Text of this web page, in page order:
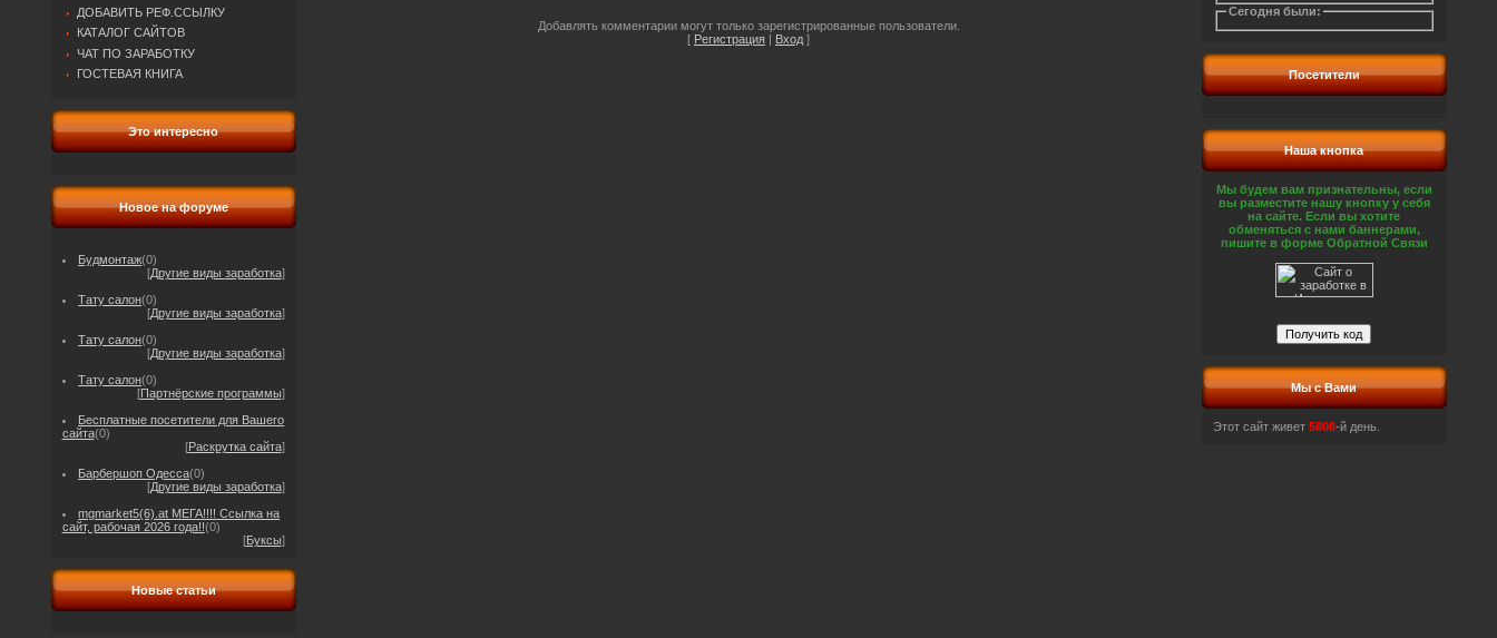
ДОБАВИТЬ РЕФ.ССЫЛКУ
КАТАЛОГ САЙТОВ
ЧАТ ПО ЗАРАБОТКУ
ГОСТЕВАЯ КНИГА
Это интересно
Новое на форуме
Будмонтаж(0)
[Другие виды заработка]
Тату салон(0)
[Другие виды заработка]
Тату салон(0)
[Другие виды заработка]
Тату салон(0)
[Партнёрские программы]
Бесплатные посетители для Вашего
сайта(0)
[Раскрутка сайта]
Барбершоп Одесса(0)
[Другие виды заработка]
mgmarket5(6).at МЕГА!!!! Ссылка на
сайт, рабочая 2026 года!!(0)
[Буксы]
Новые статьи
Добавлять комментарии могут только зарегистрированные пользователи.
[ Регистрация | Вход ]
Сегодня были:
Посетители
Наша кнопка
Мы будем вам признательны, если
вы разместите нашу кнопку у себя
на сайте. Если вы хотите
обменяться с нами баннерами,
пишите в форме Обратной Связи
Мы с Вами
Этот сайт живет 5808-й день.